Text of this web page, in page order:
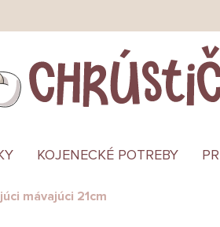
KOJENECKÉ POTREBY
mávajúci 21cm